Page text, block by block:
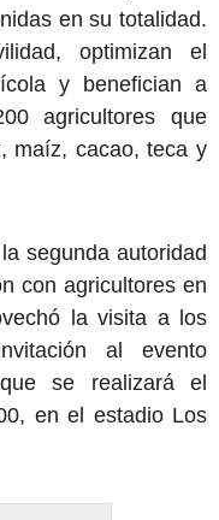
en su totalidad.
optimizan el
y benefician a
agricultores que
maíz, cacao, teca y
segunda autoridad
con agricultores en
la visita a los
al evento
se realizará el
en el estadio Los